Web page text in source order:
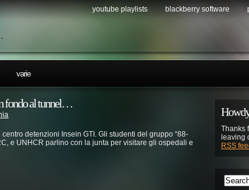
youtube playlists blackberry software
varie
fondo al tunnel…
detenzioni Insein GTI. Gli studenti del gruppo “88-
e UNHCR parlino con la junta per visitare gli ospedali e
Thanks
leaving
RSS